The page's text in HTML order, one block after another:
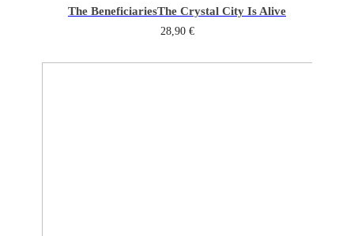
The BeneficiariesThe Crystal City Is Alive
28,90 €